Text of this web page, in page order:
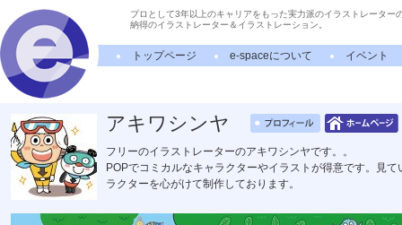
プロとして3年以上のキャリアをもった実力派のイラストレーター
納得のイラストレーター＆イラストレーション。
トップページ e-spaceについて イベント
アキワシンヤ
フリーのイラストレーターのアキワシンヤです。。
POPでコミカルなキャラクターやイラストが得意です。見
ラクターを心がけて制作しております。